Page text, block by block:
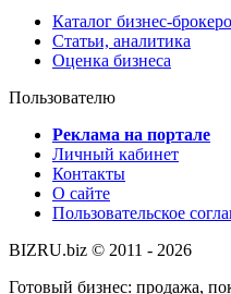
Каталог бизнес-
Статьи, аналитика
Оценка бизнеса
Пользователю
Реклама на портале
Личный кабинет
Контакты
О сайте
Пользовательское
BIZRU.biz © 2011 - 2026
Готовый бизнес: продажа,